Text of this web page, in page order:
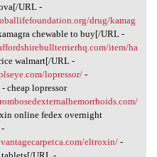
URL -
drug/kamag
chewable to buy[/URL -
item/ha
walmart[/URL -
lopressor/-
cheap lopressor
online fedex overnight
eltroxin/-